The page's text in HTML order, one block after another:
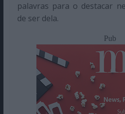
palavras para o destacar
de ser dela.
Pub